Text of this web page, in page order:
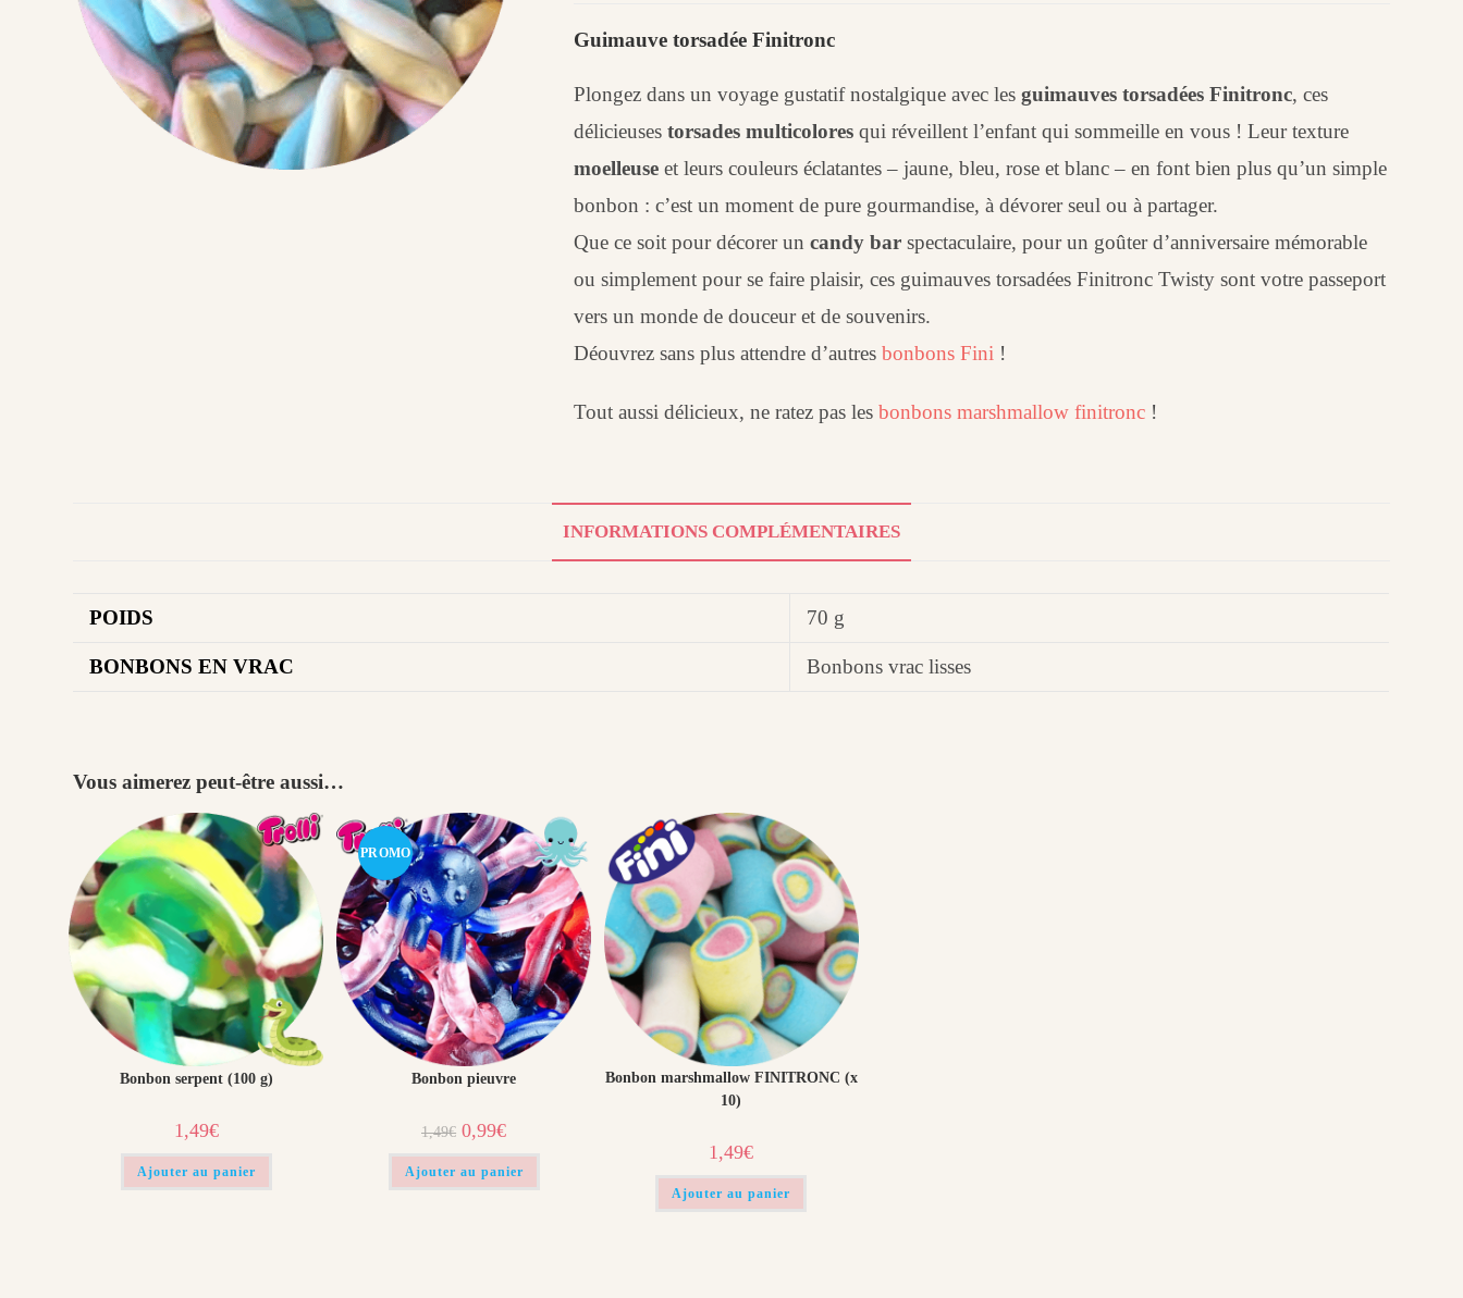
twistis
10)
Guimauve torsadée Finitronc
Plongez dans un voyage gustatif nostalgique avec lesguimauves torsadées Finitronc, ces
délicieuses torsades multicoloresqui réveillent l’enfant qui sommeille en vous ! Leur texture
moelleuseet leurs couleurs éclatantes – jaune, bleu, rose et blanc – en font bien plus qu’un simple
bonbon : c’est un moment de pure gourmandise, à dévorer seul ou à partager.
Que ce soit pour décorer un candy barspectaculaire, pour un goûter d’anniversaire mémorable
ou simplement pour se faire plaisir, ces guimauves torsadées Finitronc Twisty sont votre passeport
vers un monde de douceur et de souvenirs.
Déouvrez sans plus attendre d’autres bonbons Fini !
Tout aussi délicieux, ne ratez pas les bonbons marshmallow finitronc!
INFORMATIONS COMPLÉMENTAIRES
POIDS 70 g
BONBONS EN VRAC Bonbons vrac lisses
Vous aimerez peut-être aussi…
Bonbon serpent (100 g)
1,49€
Ajouter au panier
PROMO
!
Bonbon pieuvre
1,49€ Le
prix
initial
était :
0,99€Le
prix
actuel
est :
Ajouter au panier
Bonbon marshmallow FINITRONC (x
10)
1,49€
Ajouter au panier